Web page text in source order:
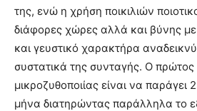
της, ενώ η χρήση ποικιλιών
διάφορες χώρες αλλά και βύνης
και γευστικό χαρακτήρα
συστατικά της συνταγής. Ο πρώτος
μικροζυθοποιίας είναι να παράγει
μήνα διατηρώντας παράλληλα το